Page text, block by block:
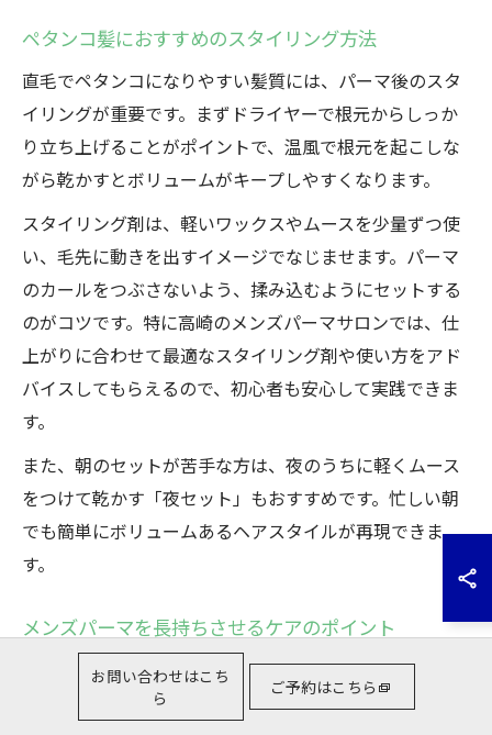
ペタンコ髪におすすめのスタイリング方法
直毛でペタンコになりやすい髪質には、パーマ後のスタ
イリングが重要です。まずドライヤーで根元からしっか
り立ち上げることがポイントで、温風で根元を起こしな
がら乾かすとボリュームがキープしやすくなります。
スタイリング剤は、軽いワックスやムースを少量ずつ使
い、毛先に動きを出すイメージでなじませます。パーマ
のカールをつぶさないよう、揉み込むようにセットする
のがコツです。特に高崎のメンズパーマサロンでは、仕
上がりに合わせて最適なスタイリング剤や使い方をアド
バイスしてもらえるので、初心者も安心して実践できま
す。
また、朝のセットが苦手な方は、夜のうちに軽くムース
をつけて乾かす「夜セット」もおすすめです。忙しい朝
でも簡単にボリュームあるヘアスタイルが再現できま
す。
メンズパーマを長持ちさせるケアのポイント
せっかくかけたパーマを長持ちさせるには、日々のケア
が欠かせません。まず、パーマ後48時間はシャンプーを
お問い合わせはこち
ら
ご予約はこちら